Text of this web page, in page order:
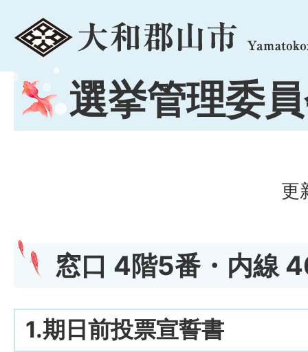
menu
選挙管理委
更
窓口 4階5番・内線
1.期日前投票宣誓書